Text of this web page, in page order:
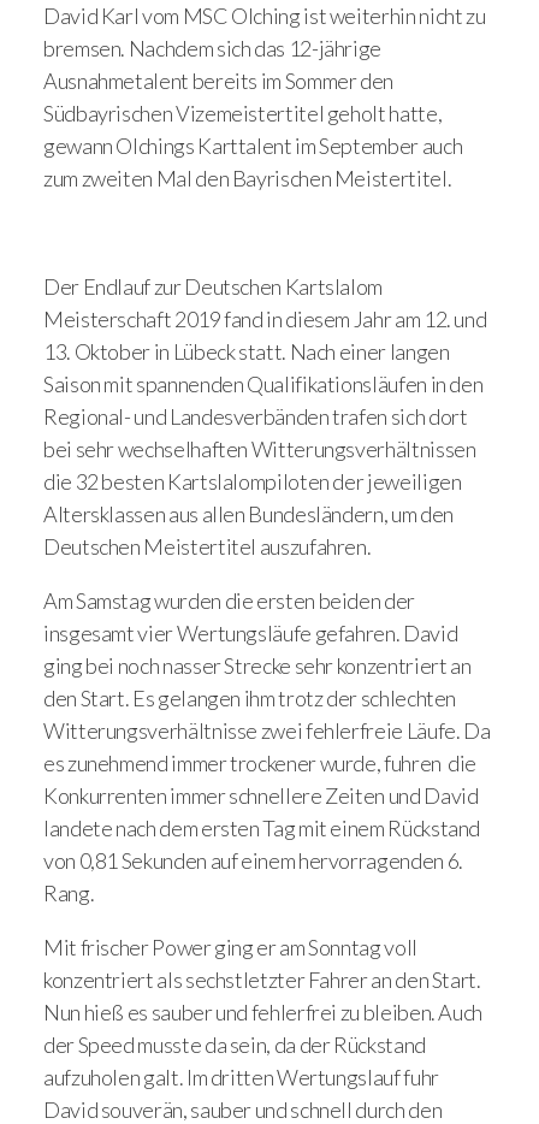
David Karl vom MSC Olching ist weiterhin nicht zu
bremsen. Nachdem sich das 12-jährige
Ausnahmetalent bereits im Sommer den
Südbayrischen Vizemeistertitel geholt hatte,
gewann Olchings Karttalent im September auch
zum zweiten Mal den Bayrischen Meistertitel.
Der Endlauf zur Deutschen Kartslalom
Meisterschaft 2019 fand in diesem Jahr am 12. und
13. Oktober in Lübeck statt. Nach einer langen
Saison mit spannenden Qualifikationsläufen in den
Regional- und Landesverbänden trafen sich dort
bei sehr wechselhaften Witterungsverhältnissen
die 32 besten Kartslalompiloten der jeweiligen
Altersklassen aus allen Bundesländern, um den
Deutschen Meistertitel auszufahren.
Am Samstag wurden die ersten beiden der
insgesamt vier Wertungsläufe gefahren. David
ging bei noch nasser Strecke sehr konzentriert an
den Start. Es gelangen ihm trotz der schlechten
Witterungsverhältnisse zwei fehlerfreie Läufe. Da
es zunehmend immer trockener wurde, fuhren die
Konkurrenten immer schnellere Zeiten und David
landete nach dem ersten Tag mit einem Rückstand
von 0,81 Sekunden auf einem hervorragenden 6.
Rang.
Mit frischer Power ging er am Sonntag voll
konzentriert als sechstletzter Fahrer an den Start.
Nun hieß es sauber und fehlerfrei zu bleiben. Auch
der Speed musste da sein, da der Rückstand
aufzuholen galt. Im dritten Wertungslauf fuhr
David souverän, sauber und schnell durch den